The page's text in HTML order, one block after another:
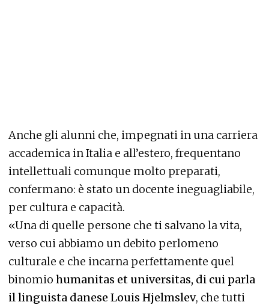
Anche gli alunni che, impegnati in una carriera
accademica in Italia e all’estero, frequentano
intellettuali comunque molto preparati,
confermano: è stato un docente ineguagliabile,
per cultura e capacità.
«Una di quelle persone che ti salvano la vita,
verso cui abbiamo un debito perlomeno
culturale e che incarna perfettamente quel
binomio humanitas et universitas, di cui parla
il linguista danese Louis Hjelmslev, che tutti